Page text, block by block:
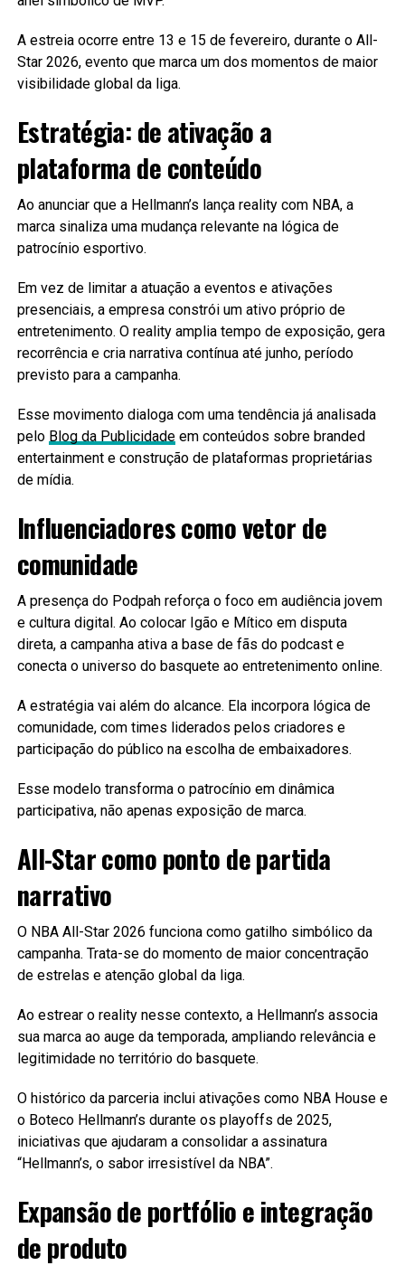
A estreia ocorre entre 13 e 15 de fevereiro, durante o All-
Star 2026, evento que marca um dos momentos de maior
visibilidade global da liga.
Estratégia: de ativação a
plataforma de conteúdo
Ao anunciar que a Hellmann’s lança reality com NBA, a
marca sinaliza uma mudança relevante na lógica de
patrocínio esportivo.
Em vez de limitar a atuação a eventos e ativações
presenciais, a empresa constrói um ativo próprio de
entretenimento. O reality amplia tempo de exposição, gera
recorrência e cria narrativa contínua até junho, período
previsto para a campanha.
Esse movimento dialoga com uma tendência já analisada
pelo Blog da Publicidadeem conteúdos sobre branded
entertainment e construção de plataformas proprietárias
de mídia.
Influenciadores como vetor de
comunidade
A presença do Podpah reforça o foco em audiência jovem
e cultura digital. Ao colocar Igão e Mítico em disputa
direta, a campanha ativa a base de fãs do podcast e
conecta o universo do basquete ao entretenimento online.
A estratégia vai além do alcance. Ela incorpora lógica de
comunidade, com times liderados pelos criadores e
participação do público na escolha de embaixadores.
Esse modelo transforma o patrocínio em dinâmica
participativa, não apenas exposição de marca.
All-Star como ponto de partida
narrativo
O NBA All-Star 2026 funciona como gatilho simbólico da
campanha. Trata-se do momento de maior concentração
de estrelas e atenção global da liga.
Ao estrear o reality nesse contexto, a Hellmann’s associa
sua marca ao auge da temporada, ampliando relevância e
legitimidade no território do basquete.
O histórico da parceria inclui ativações como NBA House e
o Boteco Hellmann’s durante os playoffs de 2025,
iniciativas que ajudaram a consolidar a assinatura
“Hellmann’s, o sabor irresistível da NBA”.
Expansão de portfólio e integração
de produto